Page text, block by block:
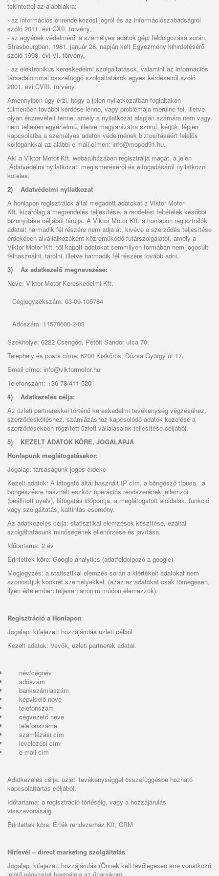
tekintettel az alábbiakra:
- az információs önrendelkezési jogról és az információszabadságról
szóló 2011. évi CXII. törvény,
- az egyének védelméről a személyes adatok gépi feldolgozása során,
Strasbourgban, 1981. január 28. napján kelt Egyezmény kihirdetéséről
szóló 1998. évi VI. törvény,
- az elektronikus kereskedelmi szolgáltatások, valamint az információs
társadalommal összefüggő szolgáltatások egyes kérdéseiről szóló
2001. évi CVIII. törvény.
Amennyiben úgy érzi, hogy a jelen nyilatkozatban foglaltakon
túlmenően további kérdése lenne, vagy problémája merülne fel, illetve
olyan észrevételt tenne, amely a nyilatkozat alapján számára nem vagy
nem teljesen egyértelmű, illetve magyarázatra szorul, kérjük, lépjen
kapcsolatba a személyes adatok védelmének biztosításáért felelős
kollégánkkal az alábbi e-mail címen: info@moped91.hu.
Aki a Viktor Motor Kft. webáruházában regisztrálja magát, a jelen
„Adatvédelmi nyilatkozat” megismeréséről és elfogadásáról nyilatkozni
köteles.
2)
Adatvédelmi nyilatkozat
A honlapon regisztrálók által megadott adatokat a Viktor Motor
Kft. kizárólag a megrendelés teljesítése, a rendelési feltételek későbbi
bizonyítása céljából tárolja. A Viktor Motor Kft. a honlapon regisztrálók
adatait harmadik fél részére nem adja át, kivéve a szerződés teljesítése
érdekében alvállalkozóként közreműködő futárszolgálatot, amely a
Viktor Motor Kft.-től kapott adatokat semmilyen formában nem jogosult
felhasználni, tárolni, illetve harmadik fél részére tovább adni.
3)
Az adatkezelő megnevezése:
Neve: Viktor Motor Kereskedelmi Kft.
Cégjegyzékszám: 03-09-105784
Adószám: 11570600-2-03
Székhelye: 6222 Csengőd, Petőfi Sándor utca 70.
Telephely és posta címe: 6200 Kiskőrös, Dózsa György út 17.
Email címe: info@viktormotor.hu
Telefonszám: +36 78/411-520
4)
Adatkezelés célja:
Az üzleti partnerekkel történő kereskedelmi tevékenység végzéséhez,
szerződéskötéshez, számlázáshoz kapcsolódó adatok kezelése a
szerződésekben rögzített üzleti vállalásaink teljesítése céljából.
5)
KEZELT ADATOK KÖRE, JOGALAPJA
Honlapunk meglátogatásakor:
Jogalap: társaságunk jogos érdeke
Kezelt adatok: A látogató által használt IP cím, a böngésző típusa, a
böngészésre használt eszköz operációs rendszerének jellemzői
(beállított nyelv), látogatás időpontja, a meglátogatott aloldalak, funkció
vagy szolgáltatás, kattintás esemény.
Az adatkezelés célja: statisztikai elemzések készítése, ezáltal
szolgáltatásunk minőségének ellenőrzése és javítása.
Időtartama: 2 év
Érintettek köre: Google analytics (adatfeldolgozó a google)
Megjegyzés: a statisztikai elemzés során a kiértékelt adatokat nem
azonosítjuk konkrét személyekkel. (azaz az adatokat csak tömegesen,
ilyen értelemben teljesen anonim módon elemezzük).
Regisztráció a Honlapon
Jogalap: kifejezett hozzájárulás üzleti célból
Kezelt adatok: Vevők, üzleti partnerek adatai.
név/cégnév
adószám
bankszámlaszám
képviselő neve
telefonszám
cégvezető neve
telefonszáma
számlázási cím
levelezési cím
e-mail cím
Adatkezelés célja: üzleti tevékenységgel összefüggésbe hozható
kapcsolattartás céljából.
Időtartama: a regisztráció törléséig, vagy a hozzájárulás
visszavonásáig
Érintettek köre: Érték rendszerház Kft, CRM
Hírlevél – direct marketing szolgáltatás
Jogalap: kifejezett hozzájárulás (Önnek kell tevőlegesen erre vonatkozó